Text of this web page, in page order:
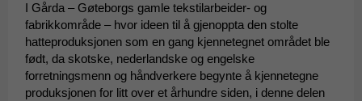
I Gårda – Gøteborgs gamle tekstilarbeider- og
fabrikkområde – hvor ideen til å gjenoppta den stolte
hatteproduksjonen som en gang kjennetegnet området ble
født, da skotske, nederlandske og engelske
forretningsmenn og håndverkere begynte å kjennetegne
produksjonen for litt over et århundre siden, i denne delen